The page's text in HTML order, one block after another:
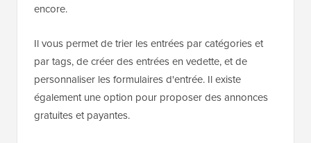
encore.
Il vous permet de trier les entrées par catégories et
par tags, de créer des entrées en vedette, et de
personnaliser les formulaires d'entrée. Il existe
également une option pour proposer des annonces
gratuites et payantes.